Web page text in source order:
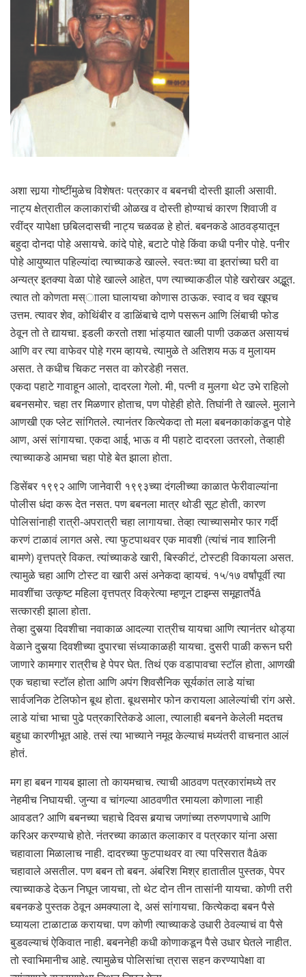
अशा सार्‍या गोष्टींमुळेच विशेषतः पत्रकार व बबनची दोस्ती झाली असावी.
नाट्य क्षेत्रातील कलाकारांची ओळख व दोस्ती होण्याचं कारण शिवाजी व
रवींद्र यापेक्षा छबिलदासची नाट्य चळवळ हे होतं. बबनकडे आठवड्यातून
बहुदा दोनदा पोहे असायचे. कांदे पोहे, बटाटे पोहे किंवा कधी पनीर पोहे. पनीर
पोहे आयुष्यात पहिल्यांदा त्याच्याकडे खाल्ले. स्वतःच्या वा इतरांच्या घरी वा
अन्यत्र इतक्या वेळा पोहे खाल्ले आहेत, पण त्याच्याकडील पोहे खरोखर अद्भूत.
त्यात तो कोणता मस्ााला घालायचा कोणास ठाऊक. स्वाद व चव खूपच
उत्तम. त्यावर शेव, कोथिंबीर व डाळिंबाचे दाणे पसरून आणि लिंबाची फोड
ठेवून तो ते द्यायचा. इडली करतो तशा भांड्यात खाली पाणी उकळत असायचं
आणि वर त्या वाफेवर पोहे गरम व्हायचे. त्यामुळे ते अतिशय मऊ व मुलायम
असत. ते कधीच चिकट नसत वा कोरडेही नसत.
एकदा पहाटे गावाहून आलो, दादरला गेलो. मी, पत्नी व मुलगा थेट उभे राहिलो
बबनसमोर. चहा तर मिळणार होताच, पण पोहेही होते. तिघांनी ते खाल्ले. मुलाने
आणखी एक प्लेट सांगितले. त्यानंतर कित्येकदा तो मला बबनकाकांकडून पोहे
आण, असं सांगायचा. एकदा आई, भाऊ व मी पहाटे दादरला उतरलो, तेव्हाही
त्याच्याकडे आमचा चहा पोहे बेत झाला होता.
डिसेंबर १९९२ आणि जानेवारी १९९३च्या दंगलीच्या काळात फेरीवाल्यांना
पोलीस धंदा करू देत नसत. पण बबनला मात्र थोडी सूट होती, कारण
पोलिसांनाही रात्री-अपरात्री चहा लागायचा. तेव्हा त्याच्यासमोर फार गर्दी
करणं टाळावं लागत असे. त्या फुटपाथवर एक मावशी (त्यांचं नाव शालिनी
बामणे) वृत्तपत्रे विकत. त्यांच्याकडे खारी, बिस्कीटं, टोस्टही विकायला असत.
त्यामुळे चहा आणि टोस्ट वा खारी असं अनेकदा व्हायचं. १५/१७ वर्षांपूर्वी त्या
मावशींचा उत्कृष्ट महिला वृत्तपत्र विक्रेत्या म्हणून टाइम्स समूहातर्पेâ
सत्कारही झाला होता.
तेव्हा दुसर्‍या दिवशीचा नवाकाळ आदल्या रात्रीच यायचा आणि त्यानंतर थोड्या
वेळाने दुसर्‍या दिवशीच्या दुपारचा संध्याकाळही यायचा. दुसरी पाळी करून घरी
जाणारे कामगार रात्रीच हे पेपर घेत. तिथं एक वडापावचा स्टॉल होता, आणखी
एक चहाचा स्टॉल होता आणि अपंग शिवसैनिक सूर्यकांत लाडे यांचा
सार्वजनिक टेलिफोन बूथ होता. बूथसमोर फोन करायला आलेल्यांची रांग असे.
लाडे यांचा भाचा पुढे पत्रकारितेकडे आला, त्यालाही बबनने केलेली मदतच
बहुधा कारणीभूत आहे. तसं त्या भाच्याने नमूद केल्याचं मध्यंतरी वाचनात आलं
होतं.
मग हा बबन गायब झाला तो कायमचाच. त्याची आठवण पत्रकारांमध्ये तर
नेहमीच निघायची. जुन्या व चांगल्या आठवणीत रमायला कोणाला नाही
आवडत? आणि बबनच्या चहाचे दिवस बर्‍याच जणांच्या तरुणपणाचे आणि
करिअर करण्याचे होते. नंतरच्या काळात कलाकार व पत्रकार यांना असा
चहावाला मिळालाच नाही. दादरच्या फुटपाथवर वा त्या परिसरात वैâक
चहावाले असतील. पण बबन तो बबन. अंबरिश मिश्र हातातील पुस्तक, पेपर
त्याच्याकडे देऊन निघून जायचा, तो थेट दोन तीन तासांनी यायचा. कोणी तरी
बबनकडे पुस्तक ठेवून अमक्याला दे, असं सांगायचा. कित्येकदा बबन पैसे
घ्यायला टाळाटाळ करायचा. पण कोणी त्याच्याकडे उधारी ठेवल्याचं वा पैसे
बुडवल्याचं ऐकिवात नाही. बबननेही कधी कोणाकडून पैसे उधार घेतले नाहीत.
तो स्वाभिमानीच आहे. त्यामुळेच पोलिसांचा त्रास सहन करण्यापेक्षा वा